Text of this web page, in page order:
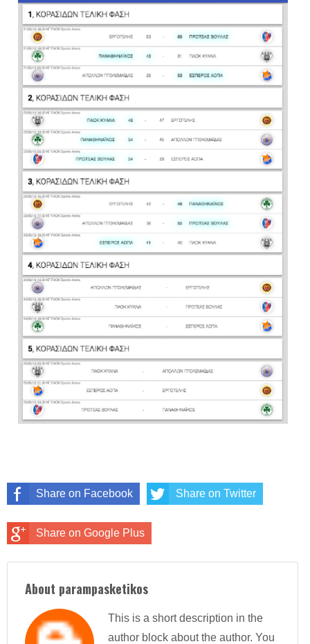
Share on Facebook Share on Twitter
Share on Google Plus
About parampasketikos
This is a short description in the
author block about the author. You